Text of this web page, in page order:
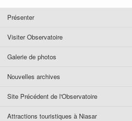
Présenter
Visiter Observatoire
Galerie de photos
Nouvelles archives
Site Précédent de l'Observatoire
Attractions touristiques à Niasar